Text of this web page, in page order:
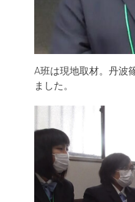
A班は現地取材。丹波
ました。